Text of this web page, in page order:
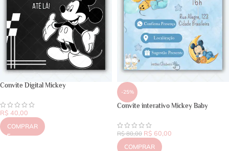
Convite Digital Mickey
R$ 40,00
COMPRAR
-25%
Convite interativo Mickey Baby
R$80,00 R$ 60,00
COMPRAR